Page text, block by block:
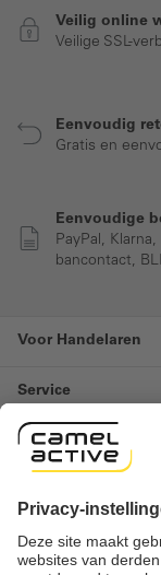
Veilig online
Veilige SSL-
Eenvoudig
Gratis en
Eenvoudige
PayPal,
bancontact,
Voor Handelaren
Service
Informatie
Important links